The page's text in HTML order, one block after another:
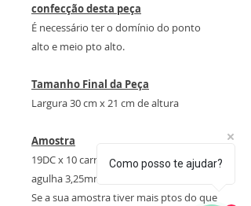
confecção desta peça
É necessário ter o domínio do ponto
alto e meio pto alto.
Tamanho Final da Peça
Largura 30 cm x 21 cm de altura
Amostra
19DC x 10 carrs = 4”/10 cm usando a
agulha 3,25mm e 2 fios juntos
Se a sua amostra tiver mais ptos do que
Como posso te ajudar?